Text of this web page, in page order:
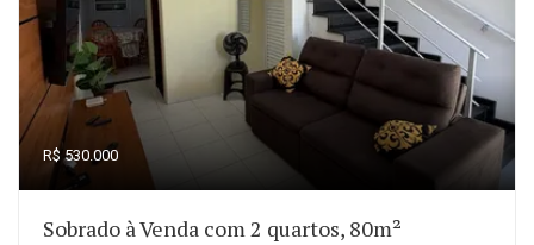
R$ 530.000
Sobrado à Venda com 2 quartos, 80m²